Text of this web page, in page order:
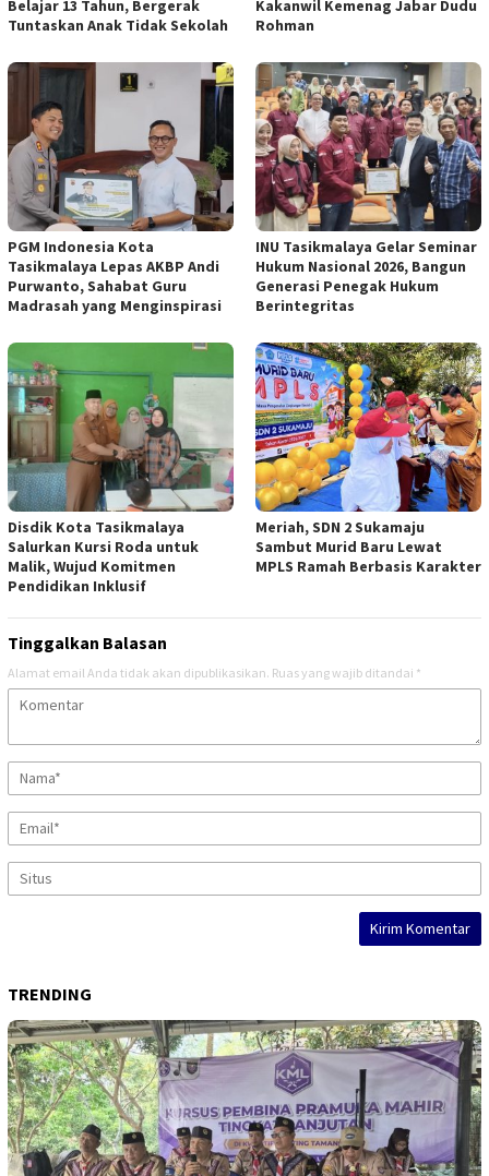
Belajar 13 Tahun, Bergerak
Tuntaskan Anak Tidak Sekolah
Kakanwil Kemenag Jabar Dudu
Rohman
PGM Indonesia Kota
Tasikmalaya Lepas AKBP Andi
Purwanto, Sahabat Guru
Madrasah yang Menginspirasi
INU Tasikmalaya Gelar Seminar
Hukum Nasional 2026, Bangun
Generasi Penegak Hukum
Berintegritas
Disdik Kota Tasikmalaya
Salurkan Kursi Roda untuk
Malik, Wujud Komitmen
Pendidikan Inklusif
Meriah, SDN 2 Sukamaju
Sambut Murid Baru Lewat
MPLS Ramah Berbasis Karakter
Tinggalkan Balasan
Alamat email Anda tidak akan dipublikasikan. Ruas yang wajib ditandai *
TRENDING